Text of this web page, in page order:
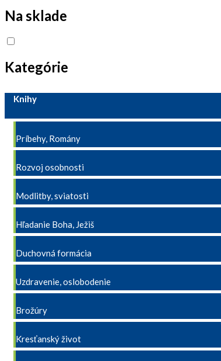
Na sklade
Kategórie
Knihy
Príbehy, Romány
Rozvoj osobnosti
Modlitby, sviatosti
Hľadanie Boha, Ježiš
Duchovná formácia
Uzdravenie, oslobodenie
Brožúry
Kresťanský život